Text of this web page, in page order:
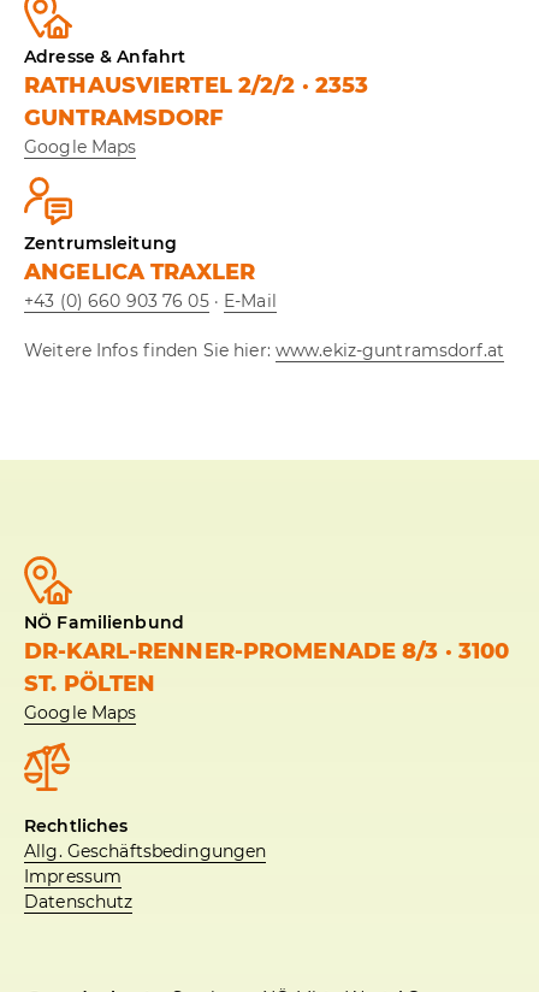
Adresse & Anfahrt
RATHAUSVIERTEL 2/2/2 · 2353
GUNTRAMSDORF
Google Maps
Zentrumsleitung
ANGELICA TRAXLER
+43 (0) 660 903 76 05· E-Mail
Weitere Infos finden Sie hier: www.ekiz-guntramsdorf.at
NÖ Familienbund
DR-KARL-RENNER-PROMENADE 8/3 · 3100
ST. PÖLTEN
Google Maps
Rechtliches
Allg. Geschäftsbedingungen
Impressum
Datenschutz